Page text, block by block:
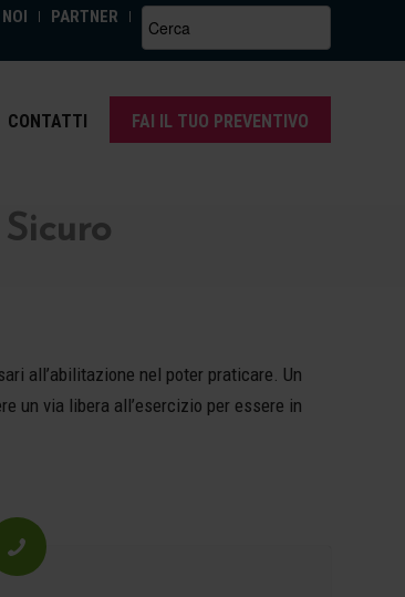
PARTNER
for:
CONTATTI FAI IL TUO PREVENTIVO
all’abilitazione nel poter praticare. Un
un via libera all’esercizio per essere in